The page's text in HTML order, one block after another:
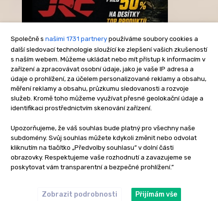
Společně s našimi 1731 partnery používáme soubory cookies a
další sledovací technologie sloužící ke zlepšení vašich zkušeností
s naším webem. Můžeme ukládat nebo mít přístup k informacím v
zařízení a zpracovávat osobní údaje, jako je vaše IP adresa a
údaje o prohlížení, za účelem personalizované reklamy a obsahu,
měření reklamy a obsahu, průzkumu sledovanosti a rozvoje
služeb. Kromě toho můžeme využívat přesné geolokační údaje a
identifikaci prostřednictvím skenování zařízení.
Upozorňujeme, že váš souhlas bude platný pro všechny naše
subdomény. Svůj souhlas můžete kdykoli změnit nebo odvolat
kliknutím na tlačítko „Předvolby souhlasu” v dolní části
obrazovky. Respektujeme vaše rozhodnutí a zavazujeme se
poskytovat vám transparentní a bezpečné prohlížení.”
Zobrazit podrobnosti Přijímám vše
-Reklama-